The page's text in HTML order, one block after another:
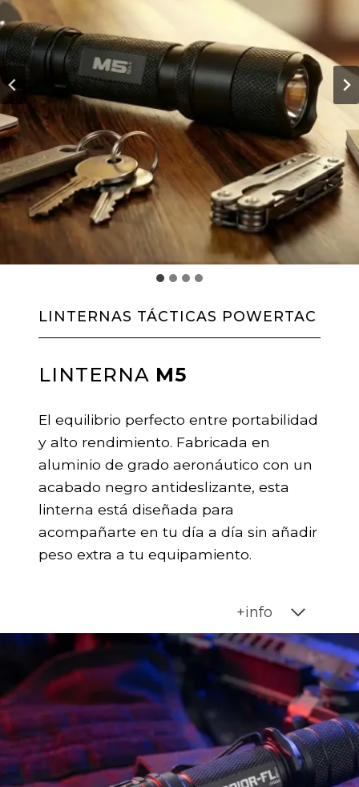
LINTERNAS TÁCTICAS POWERTAC
LINTERNA M5
El equilibrio perfecto entre portabilidad
y alto rendimiento. Fabricada en
aluminio de grado aeronáutico con un
acabado negro antideslizante, esta
linterna está diseñada para
acompañarte en tu día a día sin añadir
peso extra a tu equipamiento.
+info